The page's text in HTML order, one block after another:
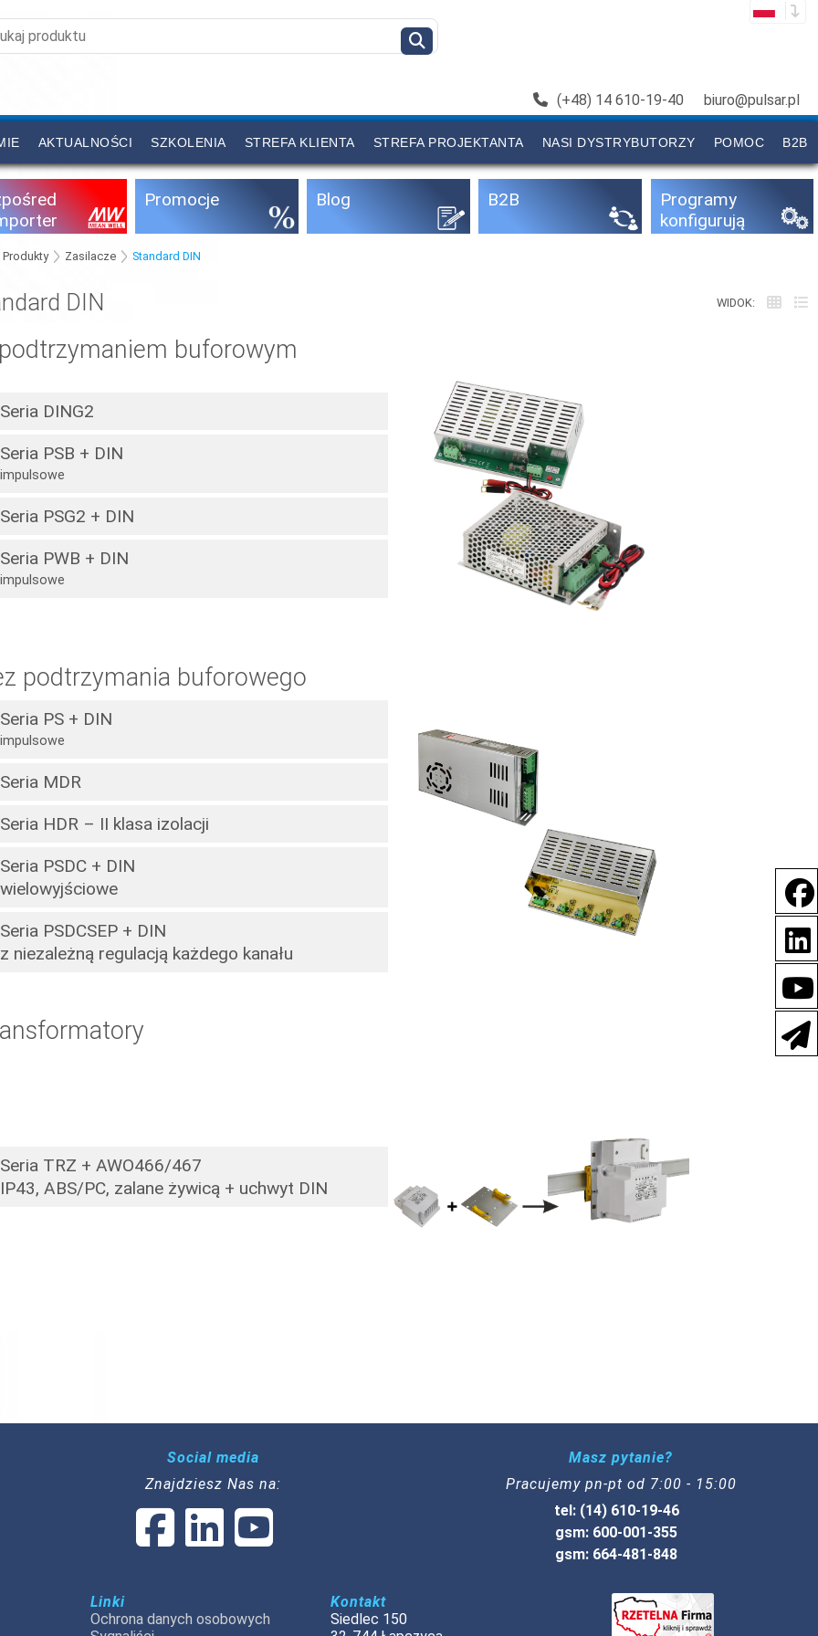
(+48) 14 610-19-40 biuro@pulsar.pl
AKTUALNOŚCI SZKOLENIA STREFA KLIENTA STREFA PROJEKTANTA NASI DYSTRYBUTORZY POMOC B2B
Promocje Blog B2B
Programy
konfigurują
Produkty Zasilacze Standard DIN
DIN WIDOK:
buforowym
Seria DING2
Seria PSB + DIN
impulsowe
Seria PSG2 + DIN
Seria PWB + DIN
impulsowe
podtrzymania buforowego
Seria PS + DIN
impulsowe
Seria MDR
Seria HDR – II klasa izolacji
Seria PSDC + DIN
wielowyjściowe
Seria PSDCSEP + DIN
z niezależną regulacją każdego kanału
Seria TRZ + AWO466/467
IP43, ABS/PC, zalane żywicą + uchwyt DIN
Social media
Znajdziesz Nas na:
Masz pytanie?
Pracujemy pn-pt od 7:00 - 15:00
tel: (14) 610-19-46
gsm: 600-001-355
gsm: 664-481-848
Linki
Ochrona danych osobowych
Kontakt
Siedlec 150